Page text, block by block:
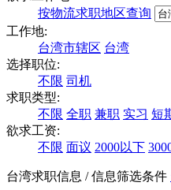
按物流求职地区查询
工作地:
台湾市辖区 台湾
选择职位:
不限 司机
求职类型:
不限 全职 兼职 实习 短
欲求工资:
不限 面议 2000以下
台湾求职信息 / 信息筛选条件